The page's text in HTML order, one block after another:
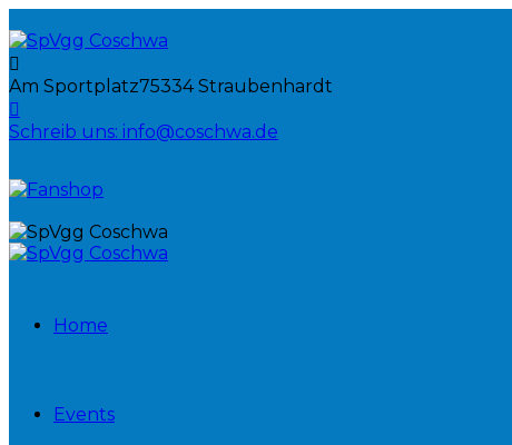
Am Sportplatz75334 Straubenhardt
Schreib uns: info@coschwa.de
Home
Events